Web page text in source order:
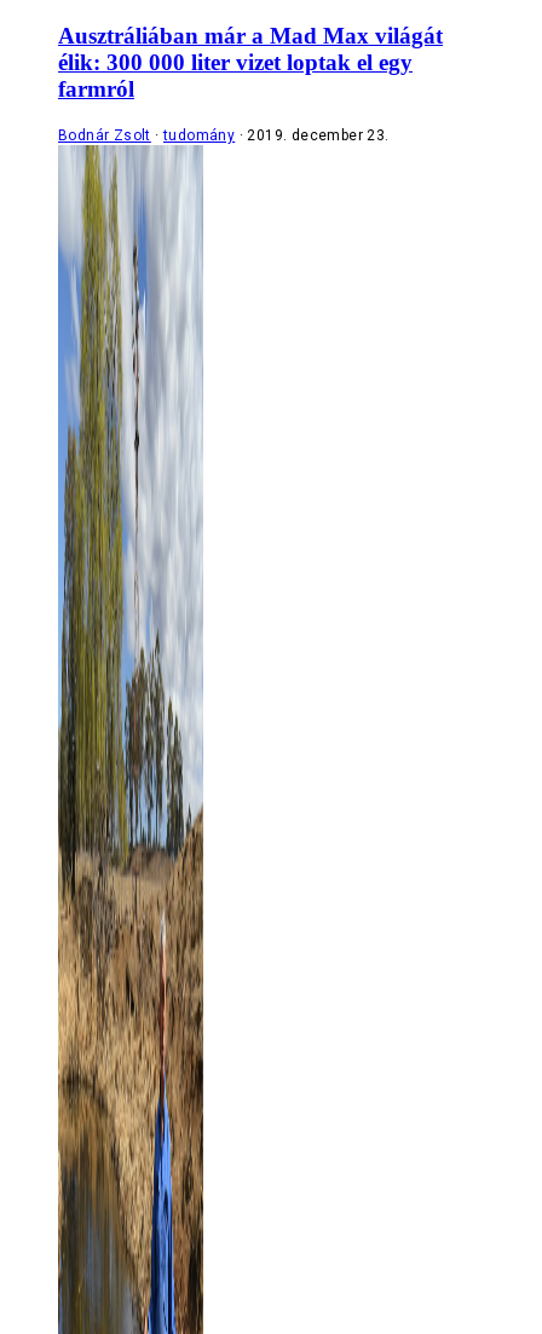
Ausztráliában már a Mad Max világát
élik: 300 000 liter vizet loptak el egy
farmról
Bodnár Zsolt tudomány 2019. december 23.